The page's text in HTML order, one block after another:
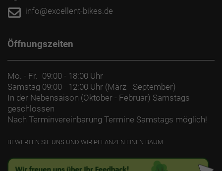
info@excellent-bikes.de
Öffnungszeiten
Mo. - Fr. 09:00 - 18:00 Uhr
Samstag 09:00 - 12:00 Uhr (März - September)
In der Nebensaison (Oktober - Februar) Samstags
geschlossen
Nach Terminvereinbarung Termine Samstags möglich!
BEWERTEN SIE UNS UND WIR PFLANZEN EINEN BAUM.